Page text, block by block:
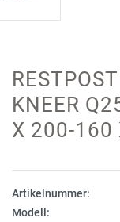
KNEER
X 200-160
Artikelnummer:
Modell: